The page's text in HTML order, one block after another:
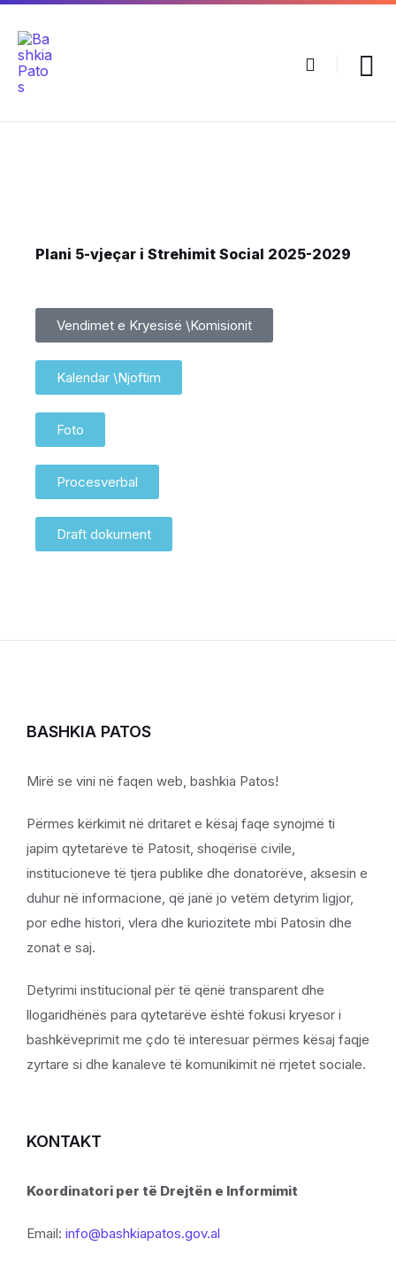
Plani 5-vjeçar i Strehimit Social 2025-2029
Vendimet e Kryesisë \Komisionit
Kalendar \Njoftim
Foto
Procesverbal
Draft dokument
BASHKIA PATOS
Mirë se vini në faqen web, bashkia Patos!
Përmes kërkimit në dritaret e kësaj faqe synojmë ti
japim qytetarëve të Patosit, shoqërisë civile,
institucioneve të tjera publike dhe donatorëve, aksesin e
duhur në informacione, që janë jo vetëm detyrim ligjor,
por edhe histori, vlera dhe kuriozitete mbi Patosin dhe
zonat e saj.
Detyrimi institucional për të qënë transparent dhe
llogaridhënës para qytetarëve është fokusi kryesor i
bashkëveprimit me çdo të interesuar përmes kësaj faqje
zyrtare si dhe kanaleve të komunikimit në rrjetet sociale.
KONTAKT
Koordinatori per të Drejtën e Informimit
Email: info@bashkiapatos.gov.al